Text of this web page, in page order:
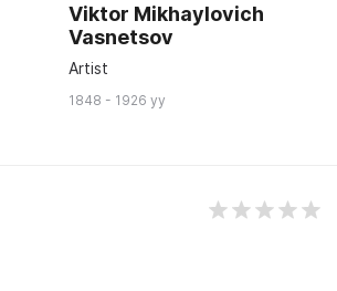
Viktor Mikhaylovich
Vasnetsov
Artist
1848 - 1926 yy